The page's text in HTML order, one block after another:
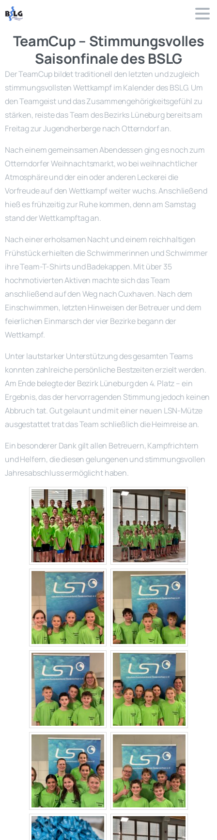
TeamCup – Stimmungsvolles
Saisonfinale des BSLG
Der TeamCup bildet traditionell den letzten und zugleich
stimmungsvollsten Wettkampf im Kalender des BSLG. Um
den Teamgeist und das Zusammengehörigkeitsgefühl zu
stärken, reiste das Team des Bezirks Lüneburg bereits am
Freitag zur Jugendherberge nach Otterndorf an.
Nach einem gemeinsamen Abendessen ging es noch zum
Otterndorfer Weihnachtsmarkt, wo bei weihnachtlicher
Atmosphäre und der ein oder anderen Leckerei die
Vorfreude auf den Wettkampf weiter wuchs. Anschließend
hieß es frühzeitig zur Ruhe kommen, denn am Samstag
stand der Wettkampftag an.
Nach einer erholsamen Nacht und einem reichhaltigen
Frühstück erhielten die Schwimmerinnen und Schwimmer
ihre Team-T-Shirts und Badekappen. Mit über 35
hochmotivierten Aktiven machte sich das Team
anschließend auf den Weg nach Cuxhaven. Nach dem
Einschwimmen, letzten Hinweisen der Betreuer und dem
feierlichen Einmarsch der vier Bezirke begann der
Wettkampf.
Unter lautstarker Unterstützung des gesamten Teams
konnten zahlreiche persönliche Bestzeiten erzielt werden.
Am Ende belegte der Bezirk Lüneburg den 4. Platz – ein
Ergebnis, das der hervorragenden Stimmung jedoch keinen
Abbruch tat. Gut gelaunt und mit einer neuen LSN-Mütze
ausgestattet trat das Team schließlich die Heimreise an.
Ein besonderer Dank gilt allen Betreuern, Kampfrichtern
und Helfern, die diesen gelungenen und stimmungsvollen
Jahresabschluss ermöglicht haben.